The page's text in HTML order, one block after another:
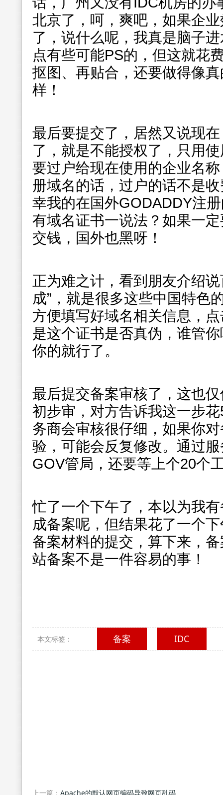
北京了，呵，爽吧，如果企
了，说什么呢，我真是脑子
点有些可能PS的，但这就花
抠图、再贴合，还要做得像
样！
最后要提交了，居然又说现
了，就是不能授权了，只用
要过户给现在使用的企业名
册域名的话，过户的话不是
幸我的在国外GODADDY注
有域名证书一说法？如果一
交钱，国外也黑呀！
正为难之计，看到朋友介绍
成”，就是很多这些中国特色
方便填写好域名相关信息，
是这个证书是否真伪，谁管
你的就行了。
最后提交备案审核了，这也
初步审，对方告诉我这一步
务商会审核很仔细，如果你
验，可能会反复修改。通过
GOV管局，还要等上个20个
忙了一个下午了，本以为我
成备案呢，但结果花了一个
备案材料的提交，算下来，
站备案不是一件容易的事！
本文标签： 备案 IDC
上一篇： Apache的默认网页编码导致网页乱码